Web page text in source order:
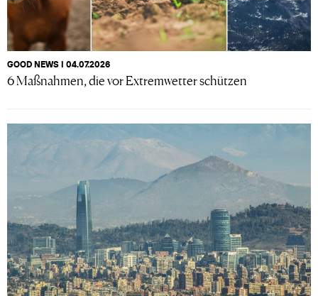
GOOD NEWS I 04.07.2026
6 Maßnahmen, die vor Extremwetter schützen